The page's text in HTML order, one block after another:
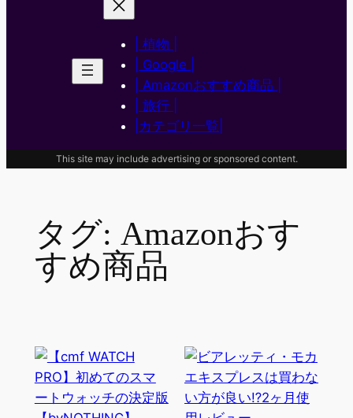
| 植物 |
| Google |
| Amazonおすすめ商品 |
| 旅行 |
|カテゴリ一覧|
This site may include advertising or sponsored content.
タグ: Amazonおす
すめ商品